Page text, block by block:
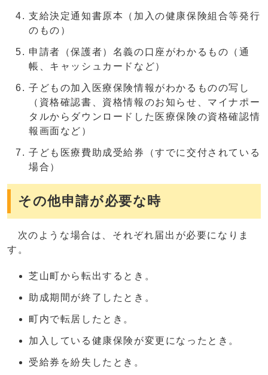
支給決定通知書原本（加入の健康保険組合等発行
のもの）
申請者（保護者）名義の口座がわかるもの（通
帳、キャッシュカードなど）
子どもの加入医療保険情報がわかるものの写し
（資格確認書、資格情報のお知らせ、マイナポー
タルからダウンロードした医療保険の資格確認情
報画面など）
子ども医療費助成受給券（すでに交付されている
場合）
その他申請が必要な時
次のような場合は、それぞれ届出が必要になりま
す。
芝山町から転出するとき。
助成期間が終了したとき。
町内で転居したとき。
加入している健康保険が変更になったとき。
受給券を紛失したとき。